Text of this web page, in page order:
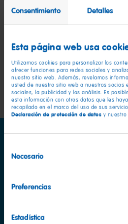
Consentimiento Detalles
Esta página web usa
Utilizamos cookies para personalizar los
ofrecer funciones para redes sociales y
nuestro sitio web. Además, revelamos
usted de nuestro sitio web a nuestros socios
sociales, la publicidad y los análisis. Es
esta información con otros datos que les
recopilado en el marco del uso de sus
Declaración de protección de datos y nuestro
deNecesario
Preferencias
Estadística
Haribo!
Información nutricional